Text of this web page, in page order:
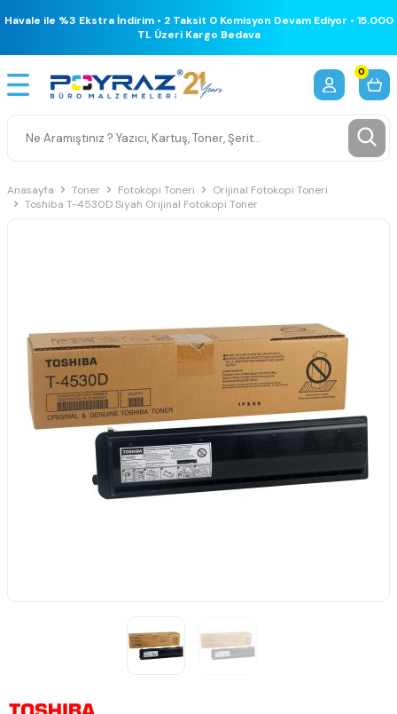
Havale ile %3 Ekstra İndirim • 2 Taksit 0 Komisyon Devam Ediyor • 15.000
TL Üzeri Kargo Bedava
0
Anasayfa Toner Fotokopi Toneri
Orijinal Fotokopi Toneri
Toshiba T-4530D Siyah Orijinal Fotokopi Toner